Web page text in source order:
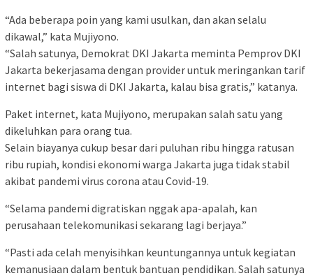
“Ada beberapa poin yang kami usulkan, dan akan selalu
dikawal,” kata Mujiyono.
“Salah satunya, Demokrat DKI Jakarta meminta Pemprov DKI
Jakarta bekerjasama dengan provider untuk meringankan tarif
internet bagi siswa di DKI Jakarta, kalau bisa gratis,” katanya.
Paket internet, kata Mujiyono, merupakan salah satu yang
dikeluhkan para orang tua.
Selain biayanya cukup besar dari puluhan ribu hingga ratusan
ribu rupiah, kondisi ekonomi warga Jakarta juga tidak stabil
akibat pandemi virus corona atau Covid-19.
“Selama pandemi digratiskan nggak apa-apalah, kan
perusahaan telekomunikasi sekarang lagi berjaya.”
“Pasti ada celah menyisihkan keuntungannya untuk kegiatan
kemanusiaan dalam bentuk bantuan pendidikan. Salah satunya